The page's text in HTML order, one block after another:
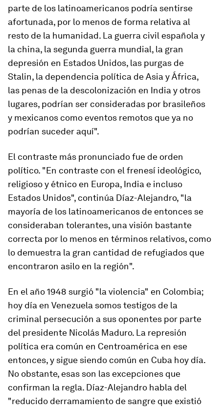
parte de los latinoamericanos podría sentirse
afortunada, por lo menos de forma relativa al
resto de la humanidad. La guerra civil española y
la china, la segunda guerra mundial, la gran
depresión en Estados Unidos, las purgas de
Stalin, la dependencia política de Asia y África,
las penas de la descolonización en India y otros
lugares, podrían ser consideradas por brasileños
y mexicanos como eventos remotos que ya no
podrían suceder aquí".
El contraste más pronunciado fue de orden
político. "En contraste con el frenesí ideológico,
religioso y étnico en Europa, India e incluso
Estados Unidos", continúa Díaz-Alejandro, "la
mayoría de los latinoamericanos de entonces se
consideraban tolerantes, una visión bastante
correcta por lo menos en términos relativos, como
lo demuestra la gran cantidad de refugiados que
encontraron asilo en la región".
En el año 1948 surgió "la violencia" en Colombia;
hoy día en Venezuela somos testigos de la
criminal persecución a sus oponentes por parte
del presidente Nicolás Maduro. La represión
política era común en Centroamérica en ese
entonces, y sigue siendo común en Cuba hoy día.
No obstante, esas son las excepciones que
confirman la regla. Díaz-Alejandro habla del
"reducido derramamiento de sangre que existió